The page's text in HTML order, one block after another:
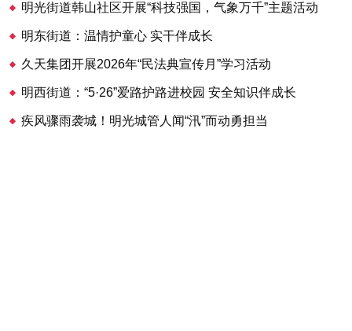
明光街道韩山社区开展“科技强国，气象万千”主题活动
明东街道：温情护童心 实干伴成长
久天集团开展2026年“民法典宣传月”学习活动
明西街道：“5·26”爱路护路进校园 安全知识伴成长
疾风骤雨袭城！明光城管人闻“汛”而动勇担当